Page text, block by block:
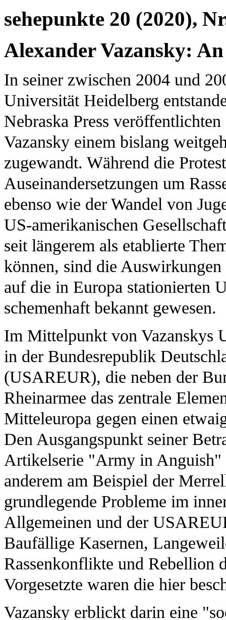
sehepunkte 20 (2020),
Alexander Vazansky:
In seiner zwischen 2004 und
Universität Heidelberg
Nebraska Press
Vazansky einem bislang
zugewandt. Während die
Auseinandersetzungen um
ebenso wie der Wandel von
US-amerikanischen
seit längerem als etablierte
können, sind die Auswirkungen
auf die in Europa stationierten
schemenhaft bekannt gewesen.
Im Mittelpunkt von Vazanskys
in der Bundesrepublik
(USAREUR), die neben der
Rheinarmee das zentrale
Mitteleuropa gegen einen
Den Ausgangspunkt seiner
Artikelserie "Army in Anguish"
anderem am Beispiel der
grundlegende Probleme im
Allgemeinen und der
Baufällige Kasernen,
Rassenkonflikte und Rebellion
Vorgesetzte waren die hier
Vazansky erblickt darin eine